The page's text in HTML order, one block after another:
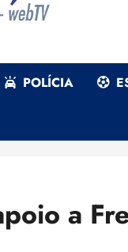
POLÍCIA
a